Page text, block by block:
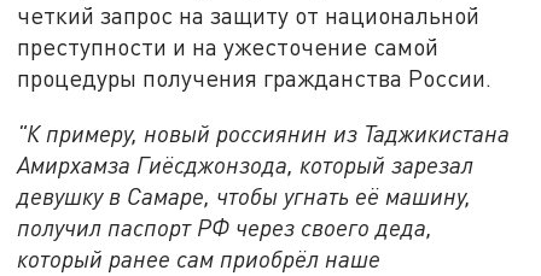
четкий запрос на защиту от национальной
преступности и на ужесточение самой
процедуры получения гражданства России.
"К примеру, новый россиянин из Таджикистана
Амирхамза Гиёсджонзода, который зарезал
девушку в Самаре, чтобы угнать её машину,
получил паспорт РФ через своего деда,
который ранее сам приобрёл наше